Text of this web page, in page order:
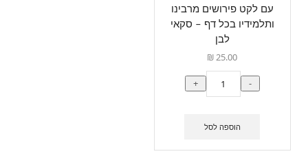
עם לקט פירושים מרבינו
ותלמידיו בכל דף – סקאי
לבן
₪25.00
-
+
הוספה לסל